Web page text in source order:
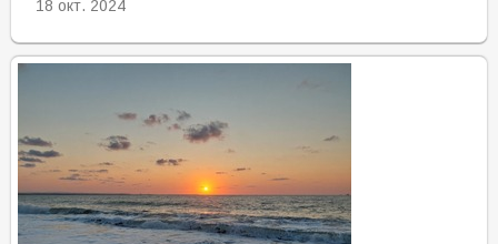
18 окт. 2024